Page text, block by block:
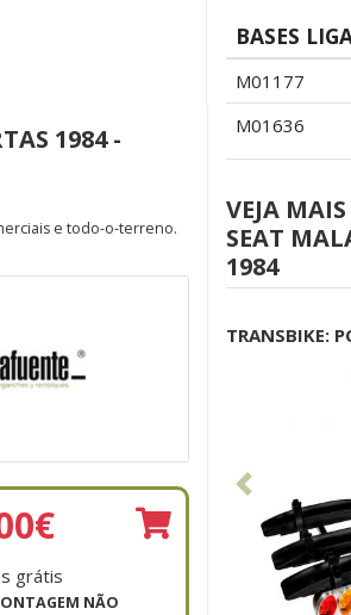
1984 -
e todo-o-terreno.
€
grátis
NÃO
BASES
M01177
M01636
VEJA
SEAT
1984
TRANSBIKE: